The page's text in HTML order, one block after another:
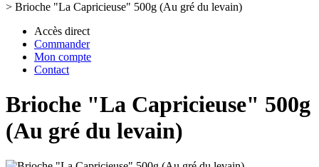
> Brioche "La Capricieuse" 500g (Au gré du levain)
Accès direct
Commander
Mon compte
Contact
Brioche "La Capricieuse" 500g
(Au gré du levain)